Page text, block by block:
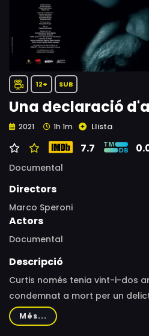
12+ SUB
Una declaració
2021 1h 1m Llista
7.7
Documental
Directors
Marco Speroni
Actors
Documental
Descripció
Curtis només tenia vint-i-dos
condemnat a mort per un
Va passar més de vint anys a la
dinou d’ells al corredor de la
Més...